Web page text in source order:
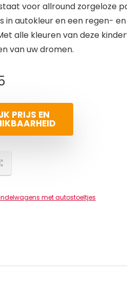
voor allround zorgeloze
in autokleur en een regen-
alle kleuren van deze
van uw dromen.
PRIJS EN
met autostoeltjes